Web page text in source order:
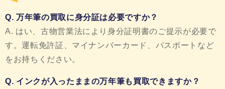
Q. 万年筆の買取に身分証は必要ですか？
A. はい、古物営業法により身分証明書のご提示が必要で
す。運転免許証、マイナンバーカード、パスポートなど
をお持ちください。
Q. インクが入ったままの万年筆も買取できますか？